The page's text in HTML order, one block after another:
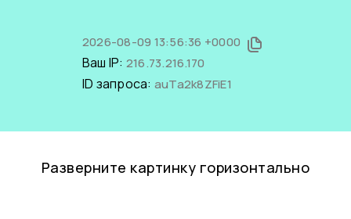
2026-08-09 13:56:36 +0000
Ваш IP: 216.73.216.170
ID запроса: auTa2k8ZFiE1
Разверните картинку горизонтально